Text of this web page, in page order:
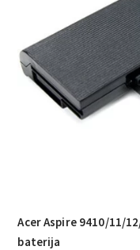
Acer Aspire 9410/­11/­
baterija